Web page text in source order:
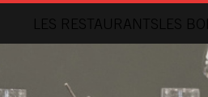
LES RESTAURANTSLES